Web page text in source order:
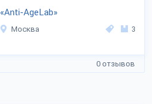
«Anti-AgeLab»
Москва 3
0 отзывов